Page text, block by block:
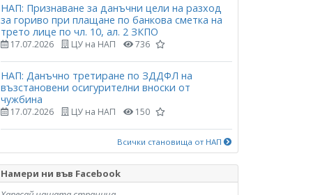
НАП: Признаване за данъчни цели на разход
за гориво при плащане по банкова сметка на
трето лице по чл. 10, ал. 2 ЗКПО
17.07.2026 ЦУ на НАП 736
НАП: Данъчно третиране по ЗДДФЛ на
възстановени осигурителни вноски от
чужбина
17.07.2026 ЦУ на НАП 150
Всички становища от НАП
Намери ни във Facebook